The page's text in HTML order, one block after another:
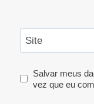
Site
Salvar meus
vez que eu